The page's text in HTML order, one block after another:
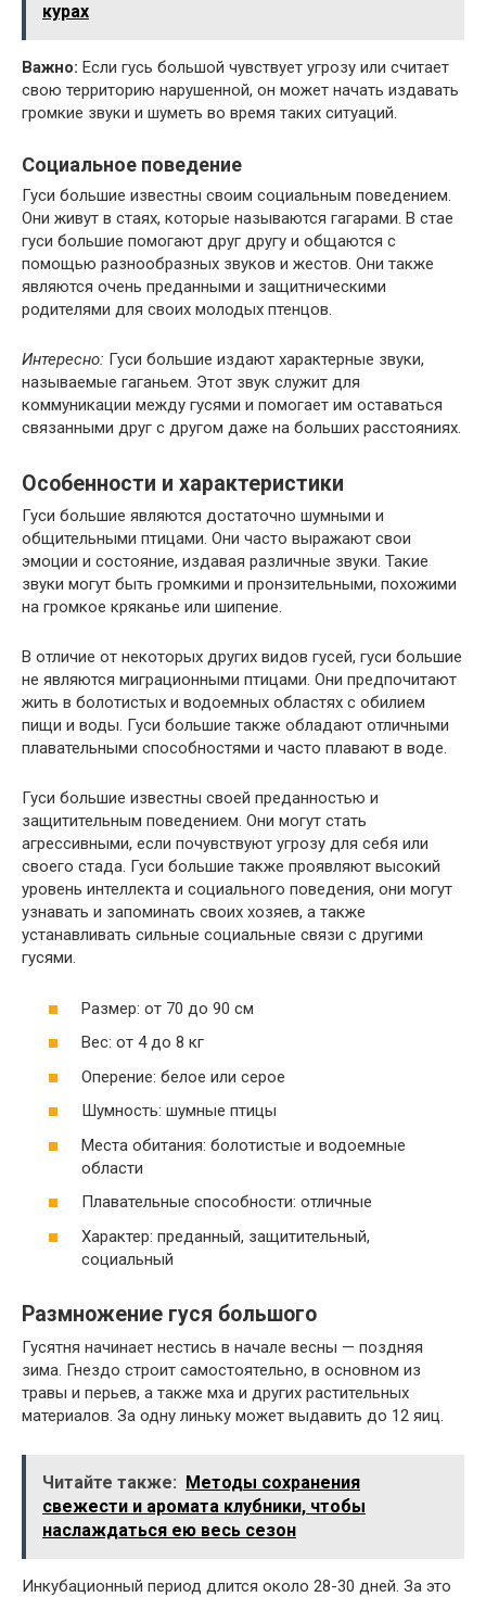
курах
Важно: Если гусь большой чувствует угрозу или считает
свою территорию нарушенной, он может начать издавать
громкие звуки и шуметь во время таких ситуаций.
Социальное поведение
Гуси большие известны своим социальным поведением.
Они живут в стаях, которые называются гагарами. В стае
гуси большие помогают друг другу и общаются с
помощью разнообразных звуков и жестов. Они также
являются очень преданными и защитническими
родителями для своих молодых птенцов.
Интересно: Гуси большие издают характерные звуки,
называемые гаганьем. Этот звук служит для
коммуникации между гусями и помогает им оставаться
связанными друг с другом даже на больших расстояниях.
Особенности и характеристики
Гуси большие являются достаточно шумными и
общительными птицами. Они часто выражают свои
эмоции и состояние, издавая различные звуки. Такие
звуки могут быть громкими и пронзительными, похожими
на громкое кряканье или шипение.
В отличие от некоторых других видов гусей, гуси большие
не являются миграционными птицами. Они предпочитают
жить в болотистых и водоемных областях с обилием
пищи и воды. Гуси большие также обладают отличными
плавательными способностями и часто плавают в воде.
Гуси большие известны своей преданностью и
защитительным поведением. Они могут стать
агрессивными, если почувствуют угрозу для себя или
своего стада. Гуси большие также проявляют высокий
уровень интеллекта и социального поведения, они могут
узнавать и запоминать своих хозяев, а также
устанавливать сильные социальные связи с другими
гусями.
Размер: от 70 до 90 см
Вес: от 4 до 8 кг
Оперение: белое или серое
Шумность: шумные птицы
Места обитания: болотистые и водоемные
области
Плавательные способности: отличные
Характер: преданный, защитительный,
социальный
Размножение гуся большого
Гусятня начинает нестись в начале весны — поздняя
зима. Гнездо строит самостоятельно, в основном из
травы и перьев, а также мха и других растительных
материалов. За одну линьку может выдавить до 12 яиц.
Читайте также: Методы сохранения
свежести и аромата клубники, чтобы
наслаждаться ею весь сезон
Инкубационный период длится около 28-30 дней. За это